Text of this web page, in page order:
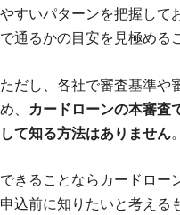
やすいパターンを把握して
で通るかの目安を見極める
ただし、各社で審査基準や
め、 カードローンの本審査
して知る方法はありません。
できることならカードロー
申込前に知りたいと考える